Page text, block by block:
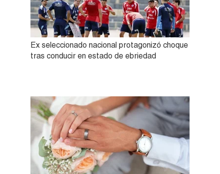
Ex seleccionado nacional protagonizó choque
tras conducir en estado de ebriedad